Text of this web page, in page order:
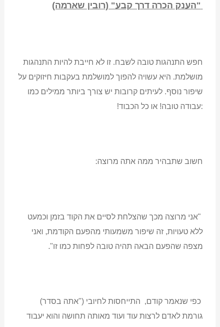
"הענק הכרה דרך קבע" (רובין שארמה)
חפש התנהגות טובה לשבח. זו לא חייבת להיות התנהגות
מושלמת. היא עשויה להפוך למושלמת בעקבות חיזוקים על
שיפור נוסף. לעיתים קרובות יש צורך ביותר ממילים כמו
:עבודה טובה! או כל הכבוד!
חשוב שתבהיר ממה אתה מרוצה:
"אני מרוצה מכך שהצלחת לסיים את הקוד בזמן וכמעט
ללא טעויות, זה שיפור משמעותי מהפעם הקודמת, ואני
מצפה שהפעם הבאה תהיה טובה לפחות כמו זו".
כפי שנאמר קודם, התייחסות לחיובי ("אתה בסדר)
גורמת לאדם לרצות עוד ועוד מאותה תחושה והוא יעבוד